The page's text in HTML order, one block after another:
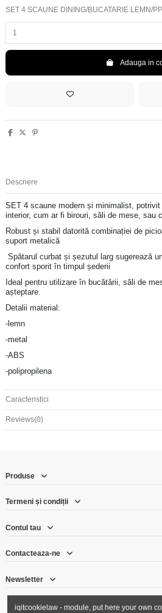
SET 4 SCAUNE DINING/BUCATARIE LEMN/
Adauga in
Descriere
SET 4 scaune modern și minimalist,
interior, cum ar fi birouri, săli de mese, sau
Robust și stabil datorită combinației de
suport metalică
Spătarul curbat și șezutul larg sugerează
confort sporit în timpul șederii
Ideal pentru utilizare în bucătării, săli de
așteptare.
Detalii material:
-lemn
-metal
-ABS
-polipropilena
Caracteristici
Reviews(0)
Produse
Termeni și condiții
Contul tau
Contacteaza-ne
Newsletter
iqitcookielaw - module, put here your own